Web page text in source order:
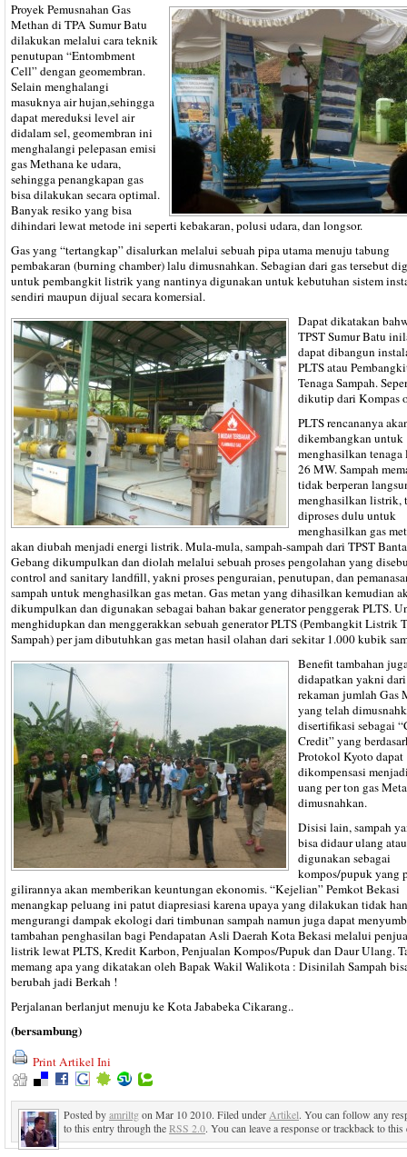
Proyek Pemusnahan Gas
Methan di TPA Sumur Batu
dilakukan melalui cara teknik
penutupan “Entombment
Cell” dengan geomembran.
Selain menghalangi
masuknya air hujan,sehingga
dapat mereduksi level air
didalam sel, geomembran ini
menghalangi pelepasan emisi
gas Methana ke udara,
sehingga penangkapan gas
bisa dilakukan secara optimal.
Banyak resiko yang bisa
dihindari lewat metode ini seperti kebakaran, polusi udara, dan longsor.
Gas yang “tertangkap” disalurkan melalui sebuah pipa utama menuju tabung
pembakaran (burning chamber) lalu dimusnahkan. Sebagian dari gas tersebut
untuk pembangkit listrik yang nantinya digunakan untuk kebutuhan sistem
sendiri maupun dijual secara komersial.
Dapat dikatakan
TPST Sumur Batu
dapat dibangun
PLTS atau
Tenaga Sampah.
dikutip dari Kompas
PLTS rencananya
dikembangkan untuk
menghasilkan
26 MW. Sampah
tidak berperan
menghasilkan listrik,
diproses dulu untuk
menghasilkan gas
akan diubah menjadi energi listrik. Mula-mula, sampah-sampah dari TPST
Gebang dikumpulkan dan diolah melalui sebuah proses pengolahan yang
control and sanitary landfill, yakni proses penguraian, penutupan, dan
sampah untuk menghasilkan gas metan. Gas metan yang dihasilkan kemudian
dikumpulkan dan digunakan sebagai bahan bakar generator penggerak PLTS.
menghidupkan dan menggerakkan sebuah generator PLTS (Pembangkit Listrik
Sampah) per jam dibutuhkan gas metan hasil olahan dari sekitar 1.000 kubik
Benefit tambahan
didapatkan yakni
rekaman jumlah Gas
yang telah
disertifikasi sebagai
Credit” yang
Protokol Kyoto dapat
dikompensasi
uang per ton gas
dimusnahkan.
Disisi lain, sampah
bisa didaur ulang atau
digunakan sebagai
kompos/pupuk yang
gilirannya akan memberikan keuntungan ekonomis. “Kejelian” Pemkot Bekasi
menangkap peluang ini patut diapresiasi karena upaya yang dilakukan tidak
mengurangi dampak ekologi dari timbunan sampah namun juga dapat
tambahan penghasilan bagi Pendapatan Asli Daerah Kota Bekasi melalui
listrik lewat PLTS, Kredit Karbon, Penjualan Kompos/Pupuk dan Daur Ulang.
memang apa yang dikatakan oleh Bapak Wakil Walikota : Disinilah Sampah
berubah jadi Berkah !
Perjalanan berlanjut menuju ke Kota Jababeka Cikarang..
(bersambung)
Print Artikel Ini
Posted byamriltgon Mar 10 2010. Filed under Artikel. You can follow any
to this entry through theRSS 2.0. You can leave a response or trackback to this